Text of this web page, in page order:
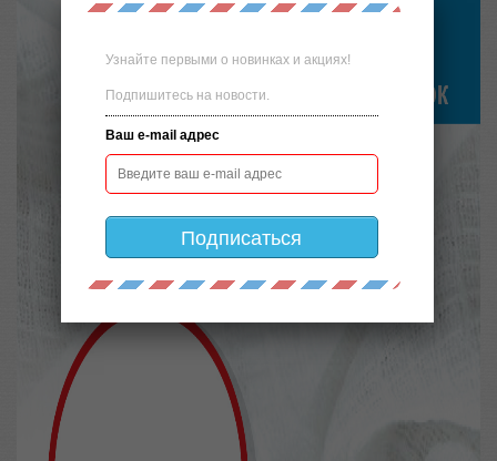
Узнайте первыми о новинках и акциях!
Подпишитесь на новости.
Ваш e-mail адрес
Подписаться